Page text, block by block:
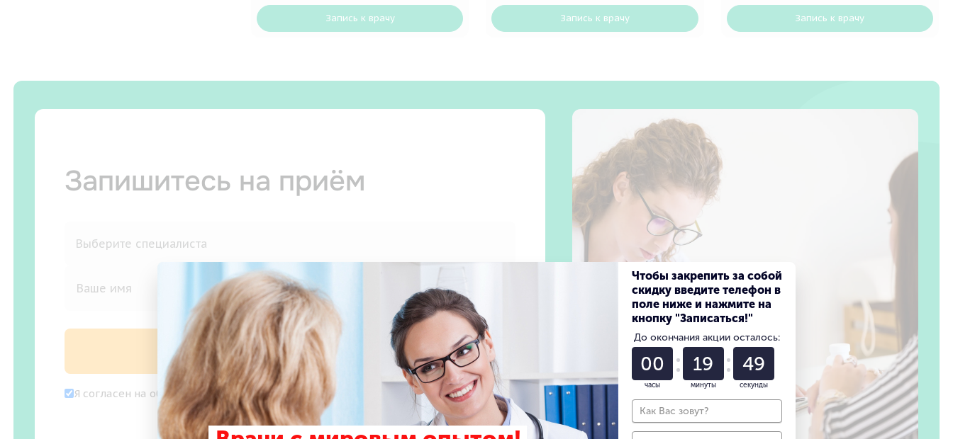
Запись к врачу Запись к врачу Запись к врачу
Запишитесь на приём
Записаться на прием
Я согласен на обработку персональных данных
Чтобы закрепить за собой
скидку введите телефон в
поле ниже и нажмите на
кнопку "Записаться!"
До окончания акции осталось:
00
часы
19
минуты
47
секунды